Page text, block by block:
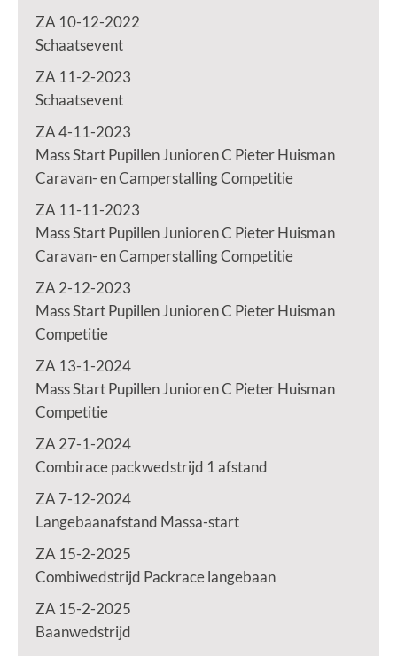
ZA 10-12-2022
Schaatsevent
ZA 11-2-2023
Schaatsevent
ZA 4-11-2023
Mass Start Pupillen Junioren C Pieter Huisman
Caravan- en Camperstalling Competitie
ZA 11-11-2023
Mass Start Pupillen Junioren C Pieter Huisman
Caravan- en Camperstalling Competitie
ZA 2-12-2023
Mass Start Pupillen Junioren C Pieter Huisman
Competitie
ZA 13-1-2024
Mass Start Pupillen Junioren C Pieter Huisman
Competitie
ZA 27-1-2024
Combirace packwedstrijd 1 afstand
ZA 7-12-2024
Langebaanafstand Massa-start
ZA 15-2-2025
Combiwedstrijd Packrace langebaan
ZA 15-2-2025
Baanwedstrijd